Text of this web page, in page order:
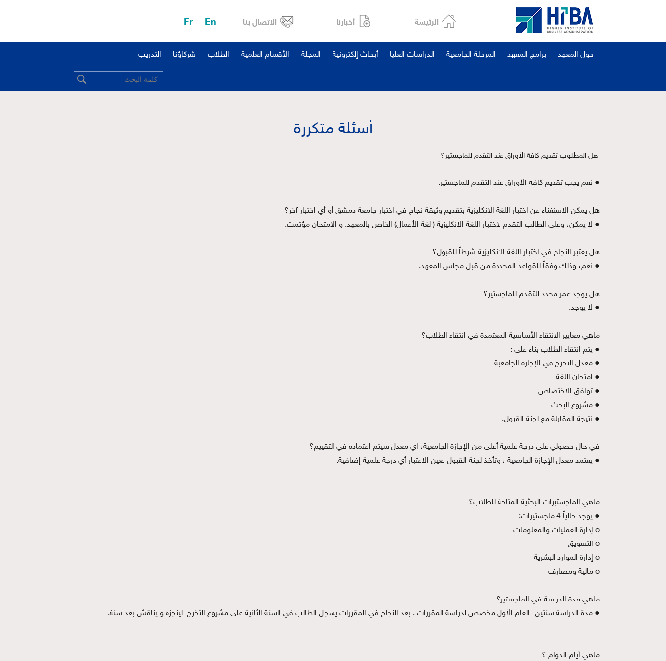
الرئيسة أخبارنا الاتصال بنا En
Fr
حول المعهد برامج المعهد المرحلة الجامعية الدراسات العليا أبحاث إلكترونية المجلة الأقسام العلمية الطلاب شركاؤنا التدريب
أسئلة متكررة
هل المطلوب تقديم كافة الأوراق عند التقدم للماجستير؟
● نعم يجب تقديم كافة الأوراق عند التقدم للماجستير.
هل يمكن الاستغناء عن اختبار اللغة الانكليزية بتقديم وثيقة نجاح في اختبار جامعة دمشق أو أي اختبار آخر؟
● لا يمكن، وعلى الطالب التقدم لاختبار اللغة الانكليزية ( لغة الأعمال) الخاص بالمعهد. و الامتحان مؤتمت.
هل يعتبر النجاح في اختبار اللغة الانكليزية شرطاً للقبول؟
● نعم، وذلك وفقاً للقواعد المحددة من قبل مجلس المعهد.
هل يوجد عمر محدد للتقدم للماجستير؟
● لا يوجد.
ماهي معايير الانتقاء الأساسية المعتمدة في انتقاء الطلاب؟
● يتم انتقاء الطلاب بناء على :
● معدل التخرج في الإجازة الجامعية
● امتحان اللغة
● توافق الاختصاص
● مشروع البحث
● نتيجة المقابلة مع لجنة القبول.
في حال حصولي على درجة علمية أعلى من الإجازة الجامعية، اي معدل سيتم اعتماده في التقييم؟
● يعتمد معدل الإجازة الجامعية ، وتأخذ لجنة القبول بعين الاعتبار أي درجة علمية إضافية.
ماهي الماجستيرات البحثية المتاحة للطلاب؟
● يوجد حالياً 4 ماجستيرات:
o إدارة العمليات والمعلومات
o التسويق
o إدارة الموارد البشرية
o مالية ومصارف
ماهي مدة الدراسة في الماجستير؟
● مدة الدراسة سنتين- العام الأول مخصص لدراسة المقررات . بعد النجاح في المقررات يسجل الطالب في السنة الثانية على مشروع التخرج لينجزه و يناقش بعد سنة.
ماهي أيام الدوام ؟